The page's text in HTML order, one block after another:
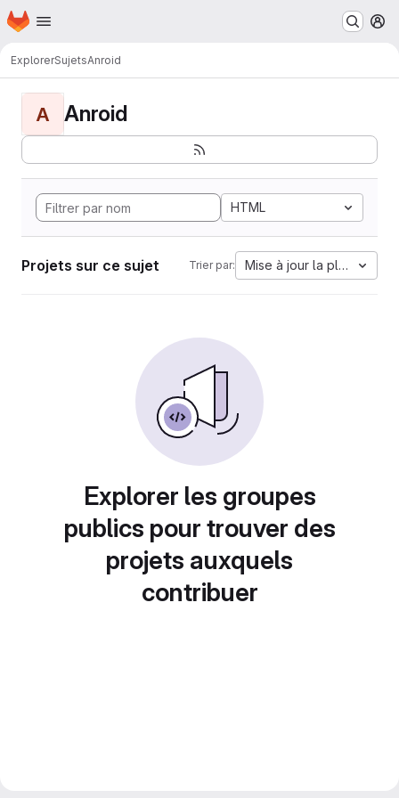
Passer au contenu principal
Page d'accueil
ExplorerSujetsAnroid
A Anroid
HTML
Projets sur ce sujet Trier par: Mise à jour la plus
Explorer les groupes
publics pour trouver des
projets auxquels
contribuer